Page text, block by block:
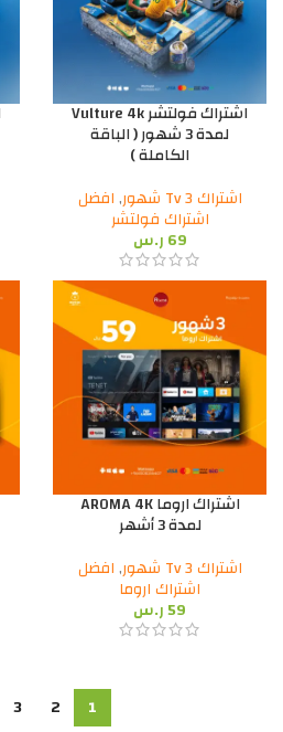
اشتراك فولتشر Vulture 4k
لمدة 3 شهور ( الباقة
الكاملة )
اشتراك Tv 3 شهور
,افضل
اشتراك فولتشر
69ر.س
اشتراك اروما AROMA 4K
لمدة 3 أشهر
اشتراك Tv 3 شهور
,افضل
اشتراك اروما
59ر.س
1
2
3